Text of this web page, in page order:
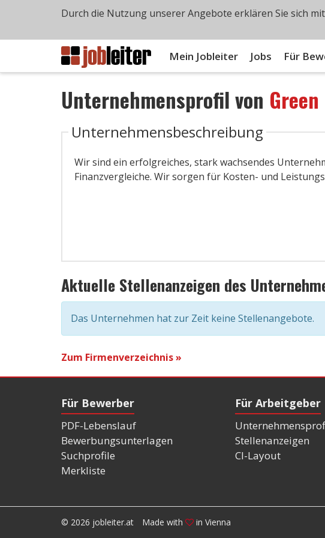
Mein Jobleiter Jobs Für
Unternehmensprofil von
Unternehmensbeschreibung
Wir sind ein erfolgreiches, stark wachsendes
Finanzvergleiche. Wir sorgen für Kosten- und
Aktuelle Stellenanzeigen des
Das Unternehmen hat zur Zeit keine Stellenangebote.
Zum Firmenverzeichnis »
Für Bewerber
PDF-Lebenslauf
Bewerbungsunterlagen
Suchprofile
Merkliste
Für Arbeitgeber
Stellenanzeigen
CI-Layout
© 2026 jobleiter.at Made with in Vienna
Durch die Nutzung unserer Angebote erklären Sie sich